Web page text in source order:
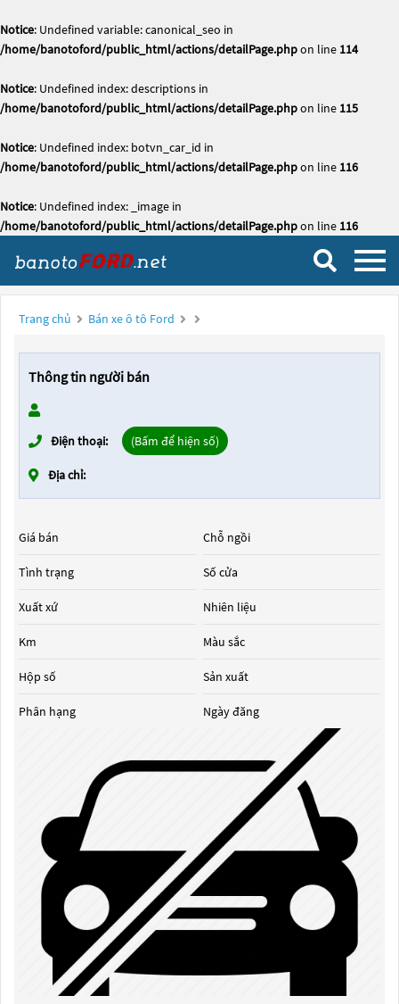
Notice: Undefined variable: canonical_seo in
/home/banotoford/public_html/actions/detailPage.phpon line 114
Notice: Undefined index: descriptions in
/home/banotoford/public_html/actions/detailPage.phpon line 115
Notice: Undefined index: botvn_car_id in
/home/banotoford/public_html/actions/detailPage.phpon line 116
Notice: Undefined index: _image in
/home/banotoford/public_html/actions/detailPage.phpon line 116
Trang chủ Bán xe ô tô Ford
Thông tin người bán
Điện thoại: (Bấm để hiện số)
Địa chỉ:
Giá bán
Tình trạng
Xuất xứ
Km
Hộp số
Phân hạng
Chỗ ngồi
Số cửa
Nhiên liệu
Màu sắc
Sản xuất
Ngày đăng